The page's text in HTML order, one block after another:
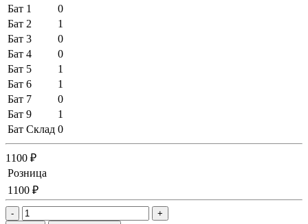
Бат 1
0
Бат 2
1
Бат 3
0
Бат 4
0
Бат 5
1
Бат 6
1
Бат 7
0
Бат 9
1
Бат Склад 0
1100 ₽
Розница
1100 ₽
-
+